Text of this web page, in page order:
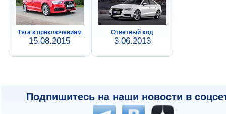
Тяга к приключениям
15.08.2015
Ответный ход
3.06.2013
Подпишитесь на наши новости в